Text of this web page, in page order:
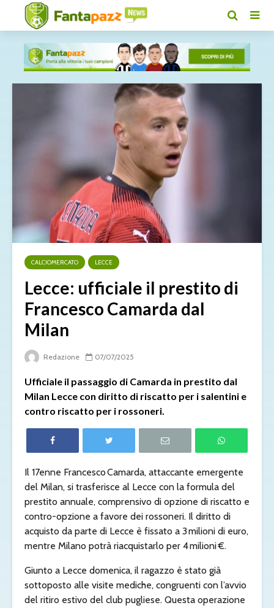
CALCIOMERCATO LECCE
Lecce: ufficiale il prestito di
Francesco Camarda dal
Milan
Redazione 07/07/2025
Ufficiale il passaggio di Camarda in prestito dal
Milan Lecce con diritto di riscatto per i salentini e
contro riscatto per i rossoneri.
Il 17enne Francesco Camarda, attaccante emergente
del Milan, si trasferisce al Lecce con la formula del
prestito annuale, comprensivo di opzione di riscatto e
contro-opzione a favore dei rossoneri. Il diritto di
acquisto da parte di Lecce è fissato a 3 milioni di euro,
mentre Milano potrà riacquistarlo per 4 milioni €.
Giunto a Lecce domenica, il ragazzo è stato già
sottoposto alle visite mediche, congruenti con l’avvio
del ritiro estivo del club pugliese. Questa operazione